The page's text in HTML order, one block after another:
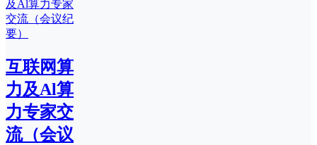
互联网算
力及Al算
力专家交
流（会议